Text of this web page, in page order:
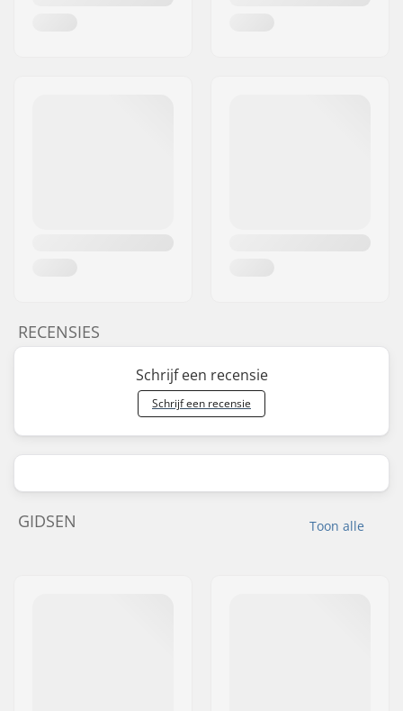
RECENSIES
Schrijf een recensie
Schrijf een recensie
Toon alle
GIDSEN